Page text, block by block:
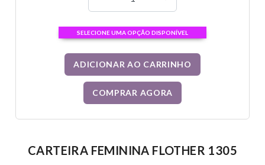
SELECIONE UMA OPÇÃO DISPONÍVEL
ADICIONAR AO CARRINHO
COMPRAR AGORA
CARTEIRA FEMININA FLOTHER 1305